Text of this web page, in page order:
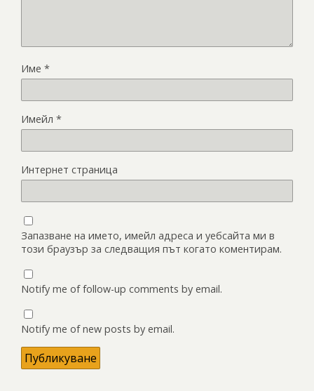
Име *
Имейл *
Интернет страница
Запазване на името, имейл адреса и уебсайта ми в
този браузър за следващия път когато коментирам.
Notify me of follow-up comments by email.
Notify me of new posts by email.